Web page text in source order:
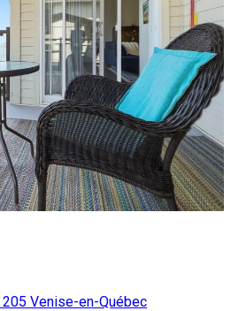
205 Venise-en-Québec